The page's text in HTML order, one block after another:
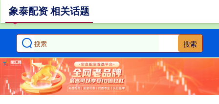
搜索
象泰配资 相关话题